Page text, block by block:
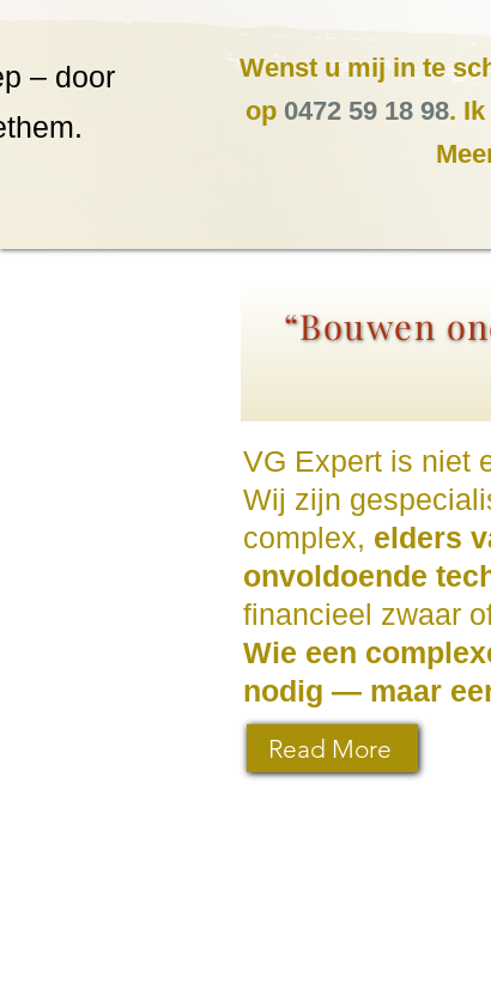
Wenst u mij in te
op 0472 59 18 98. Ik
– door
“Bouwen
VG Expert is niet
Wij zijn
complex, elders
onvoldoende
financieel zwaar
Wie een
nodig — maar
Read More